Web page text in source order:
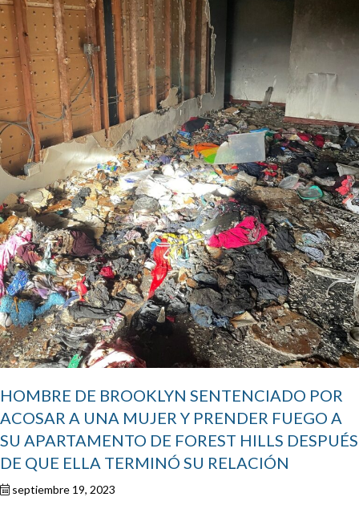
HOMBRE DE BROOKLYN SENTENCIADO POR
ACOSAR A UNA MUJER Y PRENDER FUEGO A
SU APARTAMENTO DE FOREST HILLS DESPUÉS
DE QUE ELLA TERMINÓ SU RELACIÓN
septiembre 19, 2023